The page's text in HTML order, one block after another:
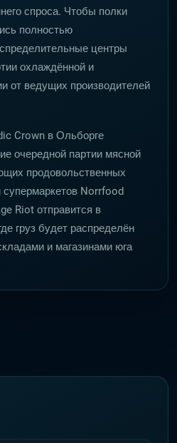
спроса. Чтобы полки
полностью
центры
охлаждённой и
от ведущих производителей
Crown в Ольборге
очередной партии мясной
продовольственных
супермаркетов Norrfood
Riot отправится в
груз будет распределён
и магазинами юга